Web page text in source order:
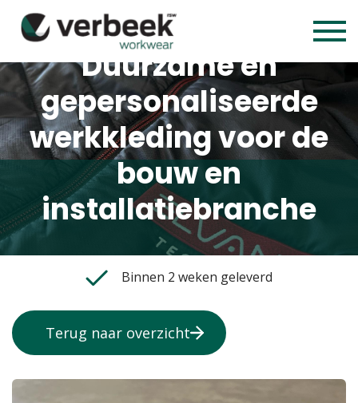
Duurzame en
gepersonaliseerde
werkkleding voor de
bouw en
installatiebranche
Binnen 2 weken geleverd
Terug naar overzicht